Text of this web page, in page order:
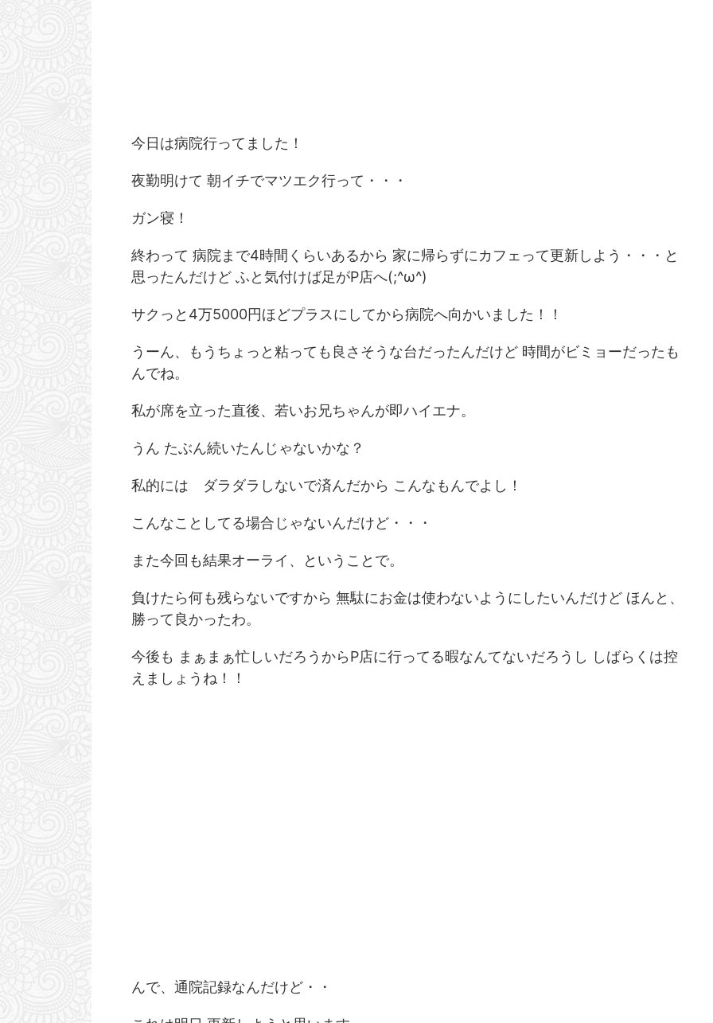
今日は病院行ってました！
夜勤明けて 朝イチでマツエク行って・・・
ガン寝！
終わって 病院まで4時間くらいあるから 家に帰らずにカフェって更新しよう・・・と
思ったんだけど ふと気付けば足がP店へ(;^ω^)
サクっと4万5000円ほどプラスにしてから病院へ向かいました！！
うーん、もうちょっと粘っても良さそうな台だったんだけど 時間がビミョーだったも
んでね。
私が席を立った直後、若いお兄ちゃんが即ハイエナ。
うん たぶん続いたんじゃないかな？
私的には ダラダラしないで済んだから こんなもんでよし！
こんなことしてる場合じゃないんだけど・・・
また今回も結果オーライ、ということで。
負けたら何も残らないですから 無駄にお金は使わないようにしたいんだけど ほんと、
勝って良かったわ。
今後も まぁまぁ忙しいだろうからP店に行ってる暇なんてないだろうし しばらくは控
えましょうね！！
んで、通院記録なんだけど・・
。 えんけでございます。 はい、生きてます
！！ 活き活き。 もう空元気じゃないとやってい
ない！！ 良いんです。 それでも良いんです。 人
ス状態になるであろうゾーンが存在すると思う。
待ってると思うんだけど 寸前で踏みとどまって
ま生きてることが楽しいと感じてしまう異常な事
でございます。 生きてることを楽しき感じるのが
と晴れ晴れしい日でしょう！ クソみたいな会社を辞
めてやりました！！ 本当は明日も勤務予定だったん
だけど、夏休みを使ってなくて、人員不足とはいえ
いで休みにしてもらえた。 もういろいろ限界だった
ど・・・ こいつ、基本 時間ぴったりに帰る。 なん
なら終業5分前くらいには帰る準備しちゃう系。 う
ReadMore
日が続いております・・・ 我が生息地の関東圏は
雨は明けたのかしら？ なんだかよく分からない感
シだ。 朝からカフェで涼んでおります。 スポンサ
崩壊状態が続いておりまして はっきりと退職の意
を示すことにしました。 はっきり・・・ いや、シ